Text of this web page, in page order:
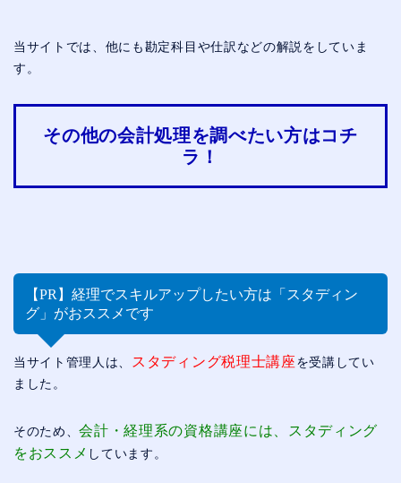
当サイトでは、他にも勘定科目や仕訳などの解説をしていま
す。
その他の会計処理を調べたい方はコチ
ラ！
【PR】経理でスキルアップしたい方は「スタディン
グ」がおススメです
当サイト管理人は、 スタディング税理士講座 を受講してい
ました。
そのため、会計・経理系の資格講座には、スタディング
をおススメ しています。